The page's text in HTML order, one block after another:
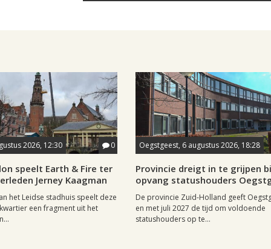
2026, 12:30 0
speelt Earth & Fire ter
Jerney Kaagman
het Leidse stadhuis speelt deze
een fragment uit het
Oegstgeest, 6 augustus 2026, 18:28
Provincie dreigt in te grijpen
opvang statushouders
De provincie Zuid-Holland geeft
en met juli 2027 de tijd om voldoende
statushouders op te...